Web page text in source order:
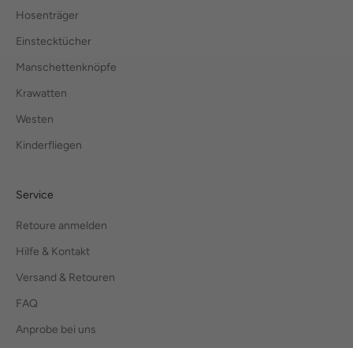
Hosenträger
Einstecktücher
Manschettenknöpfe
Krawatten
Westen
Kinderfliegen
Service
Retoure anmelden
Hilfe & Kontakt
Versand & Retouren
FAQ
Anprobe bei uns